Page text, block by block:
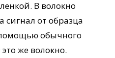
В волокно
сигнал от образца
обычного
же волокно.